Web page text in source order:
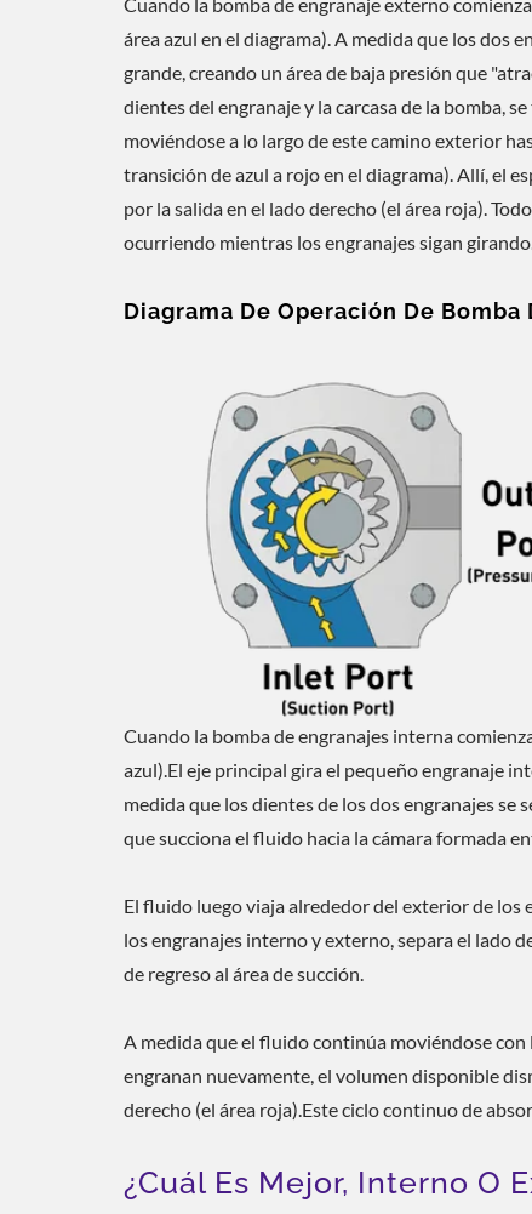
área azul en el diagrama). A medida que los dos
grande, creando un área de baja presión que
dientes del engranaje y la carcasa de la bomba,
moviéndose a lo largo de este camino exterior
transición de azul a rojo en el diagrama). Allí, el
por la salida en el lado derecho (el área roja).
ocurriendo mientras los engranajes sigan
Diagrama De Operación De
Cuando la bomba de engranajes interna
azul).El eje principal gira el pequeño engranaje
medida que los dientes de los dos engranajes se
que succiona el fluido hacia la cámara formada
El fluido luego viaja alrededor del exterior de los
los engranajes interno y externo, separa el lado
de regreso al área de succión.
A medida que el fluido continúa moviéndose con
engranan nuevamente, el volumen disponible
derecho (el área roja).Este ciclo continuo de
¿Cuál Es Mejor, Interno O